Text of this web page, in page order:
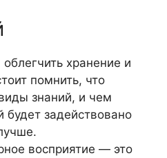
хранение и
помнить, что
знаний, и чем
задействовано
восприятие — это